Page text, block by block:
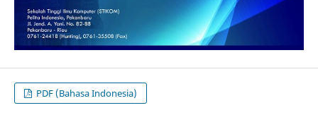
PDF (Bahasa Indonesia)